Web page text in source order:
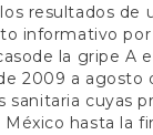
resultados de
informativo por
la gripe A
2009 a agosto
sanitaria cuyas
hasta la